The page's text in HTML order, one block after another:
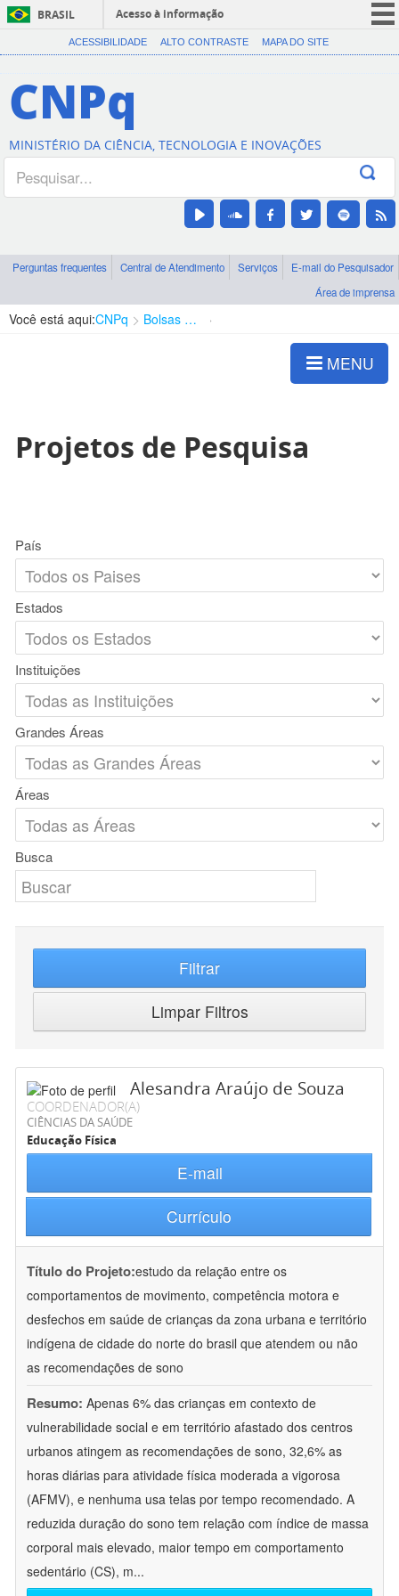
BRASIL
Acesso à informação
CORONAVÍRUS (COVID-19)
Canais
ACESSIBILIDADE ALTO CONTRASTE MAPA DO SITE
CNPq
MINISTÉRIO DA CIÊNCIA, TECNOLOGIA E INOVAÇÕES
Perguntas frequentes Central de Atendimento Serviços
E-mail do Pesquisador
Área de imprensa
Você está aqui:CNPq Bolsas e Auxílios Vigentes
MENU
Projetos de Pesquisa
País
Estados
Instituições
Grandes Áreas
Áreas
Busca
Filtrar
Limpar Filtros
Alesandra Araújo de Souza
COORDENADOR(A)
CIÊNCIAS DA SAÚDE
Educação Física
E-mail
Currículo
Título do Projeto:estudo da relação entre os
comportamentos de movimento, competência motora e
desfechos em saúde de crianças da zona urbana e território
indígena de cidade do norte do brasil que atendem ou não
as recomendações de sono
Resumo: Apenas 6% das crianças em contexto de
vulnerabilidade social e em território afastado dos centros
urbanos atingem as recomendações de sono, 32,6% as
horas diárias para atividade física moderada a vigorosa
(AFMV), e nenhuma usa telas por tempo recomendado. A
reduzida duração do sono tem relação com índice de massa
corporal mais elevado, maior tempo em comportamento
sedentário (CS), m...